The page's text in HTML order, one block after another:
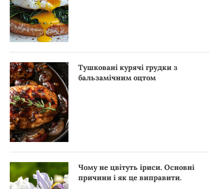
Тушковані курячі грудки з
бальзамічним оцтом
Чому не цвітуть іриси. Основні
причини і як це виправити.